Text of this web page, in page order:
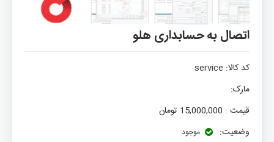
اتصال به حسابداری هلو
کد کالا: service
مارک:
قیمت : 15,000,000 تومان
وضعیت:
موجود